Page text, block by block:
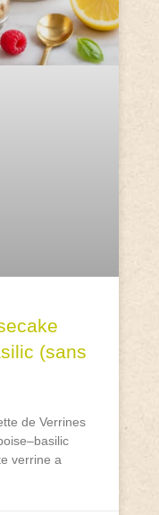
(sans
de Verrines
verrine a